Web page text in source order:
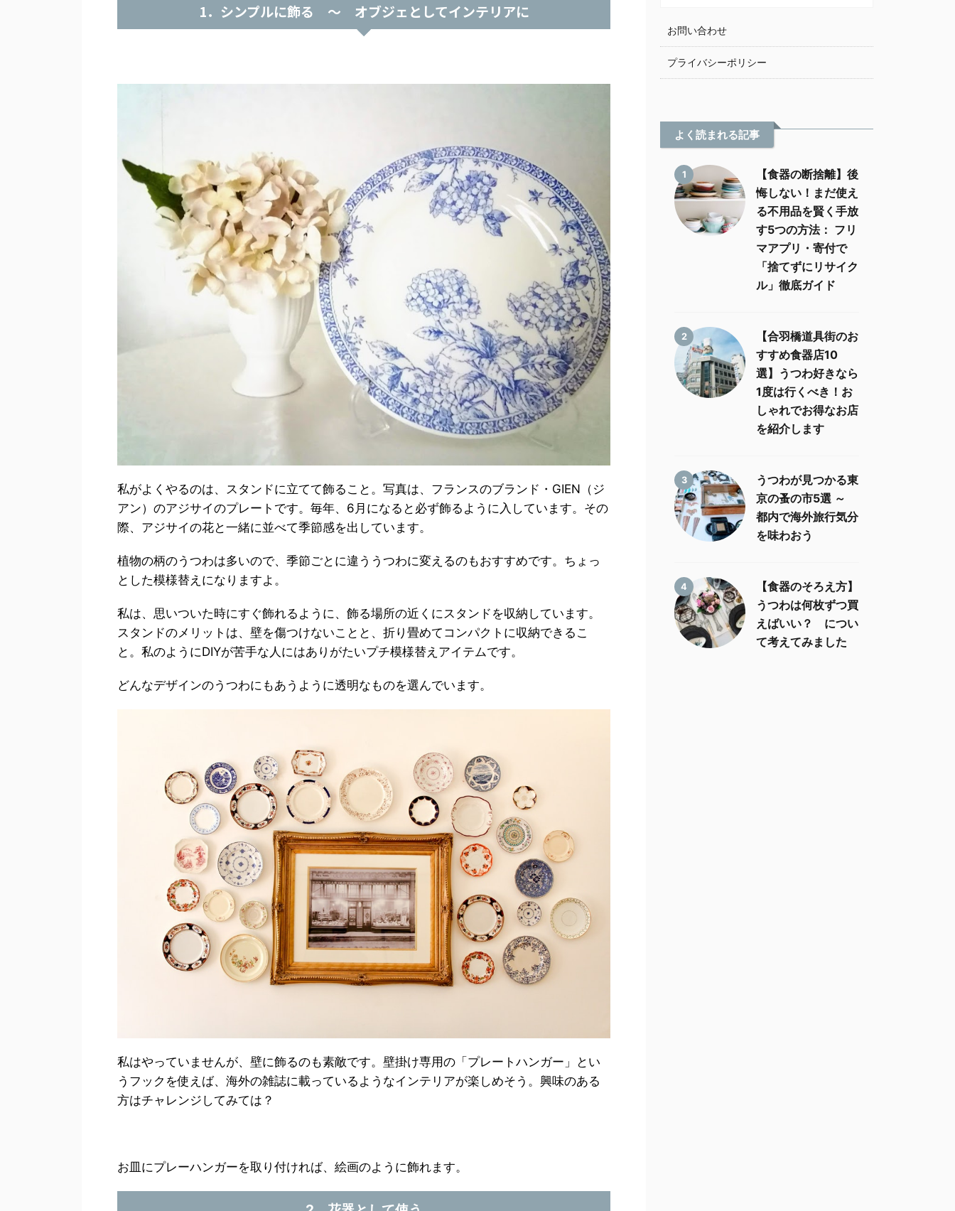
1．シンプルに飾る ～ オブジェとしてインテリアに
私がよくやるのは、スタンドに立てて飾ること。写真は、フランスのブランド・GIEN（ジ
アン）のアジサイのプレートです。毎年、6月になると必ず飾るように入しています。その
際、アジサイの花と一緒に並べて季節感を出しています。
植物の柄のうつわは多いので、季節ごとに違ううつわに変えるのもおすすめです。ちょっ
とした模様替えになりますよ。
私は、思いついた時にすぐ飾れるように、飾る場所の近くにスタンドを収納しています。
スタンドのメリットは、壁を傷つけないことと、折り畳めてコンパクトに収納できるこ
と。私のようにDIYが苦手な人にはありがたいプチ模様替えアイテムです。
どんなデザインのうつわにもあうように透明なものを選んでいます。
私はやっていませんが、壁に飾るのも素敵です。壁掛け専用の「プレートハンガー」とい
うフックを使えば、海外の雑誌に載っているようなインテリアが楽しめそう。興味のある
方はチャレンジしてみては？
お皿にプレーハンガーを取り付ければ、絵画のように飾れます。
お問い合わせ
プライバシーポリシー
よく読まれる記事
1
【食器の断捨離】後
悔しない！まだ使え
る不用品を賢く手放
す5つの方法： フリ
マアプリ・寄付で
「捨てずにリサイク
ル」徹底ガイド
2
【合羽橋道具街のお
すすめ食器店10
選】うつわ好きなら
1度は行くべき！お
しゃれでお得なお店
を紹介します
3
うつわが見つかる東
京の蚤の市5選 ～
都内で海外旅行気分
を味わおう
4
【食器のそろえ方】
うつわは何枚ずつ買
えばいい？ につい
て考えてみました